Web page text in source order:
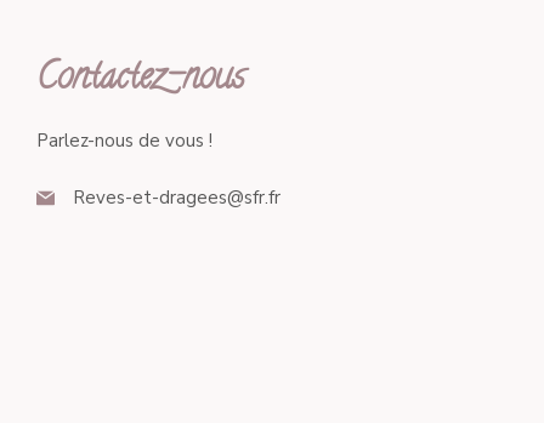
Contactez-nous
Parlez-nous de vous !
Reves-et-dragees@sfr.fr